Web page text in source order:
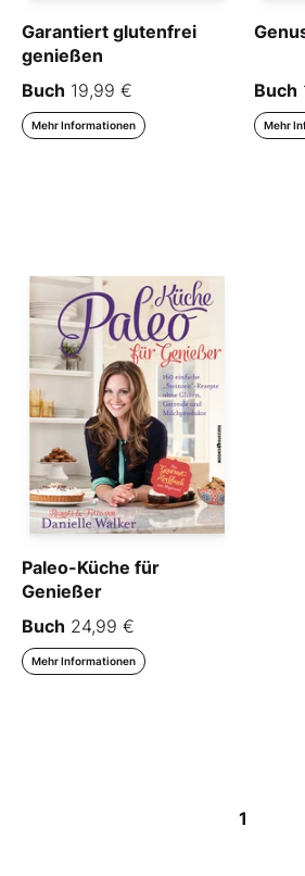
Garantiert glutenfrei
genießen
Buch 19,99 €
Mehr Informationen
Buch
Mehr
Paleo-Küche für
Genießer
Buch 24,99 €
Mehr Informationen
1